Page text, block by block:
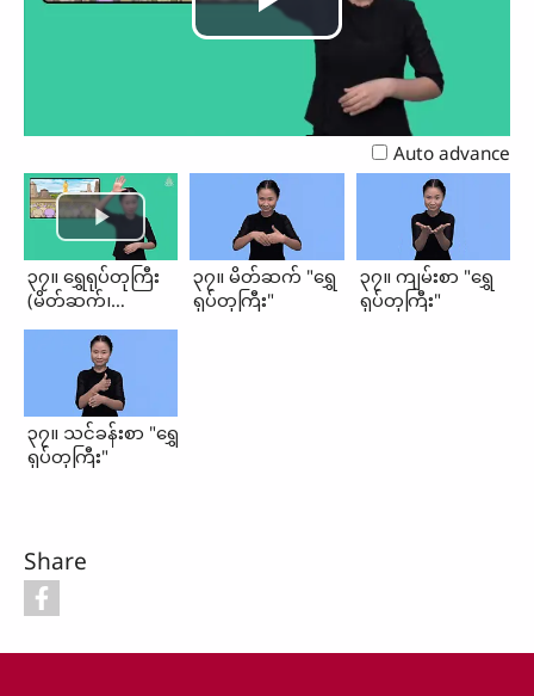
Play
Video
Auto advance
၃၇။ ရွှေရုပ်တုကြီး
(မိတ်ဆက်၊
သင်ခန်းစာ)
၃၇။ မိတ်ဆက် "ရွှေ
ရုပ်တုကြီး"
၃၇။ ကျမ်းစာ "ရွှေ
ရုပ်တုကြီး"
၃၇။ သင်ခန်းစာ "ရွှေ
ရုပ်တုကြီး"
Share